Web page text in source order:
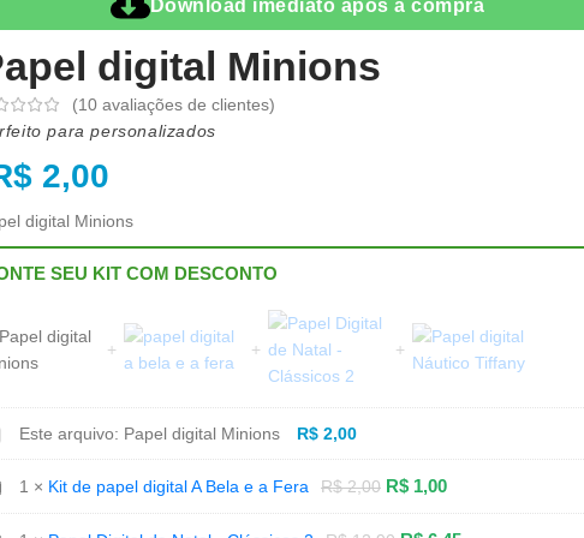
Download imediato após a compra
digital Minions
(10 avaliações de clientes)
para personalizados
2,00
digital Minions
SEU KIT COM DESCONTO
Este arquivo: Papel digital Minions R$ 2,00
1 × Kit de papel digital A Bela e a Fera R$2,00 R$ 1,00